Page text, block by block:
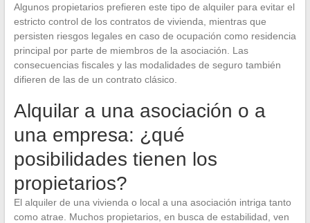
Algunos propietarios prefieren este tipo de alquiler para evitar el
estricto control de los contratos de vivienda, mientras que
persisten riesgos legales en caso de ocupación como residencia
principal por parte de miembros de la asociación. Las
consecuencias fiscales y las modalidades de seguro también
difieren de las de un contrato clásico.
Alquilar a una asociación o a
una empresa: ¿qué
posibilidades tienen los
propietarios?
El alquiler de una vivienda o local a una asociación intriga tanto
como atrae. Muchos propietarios, en busca de estabilidad, ven